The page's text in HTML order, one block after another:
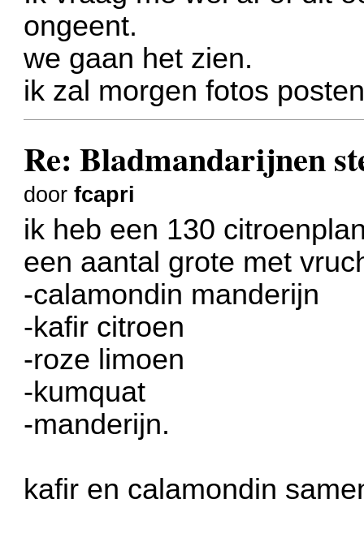
ongeent.
we gaan het zien.
ik zal morgen fotos
Re: Bladmandarijnen
doorfcapri
ik heb een 130
een aantal grote met
-calamondin manderijn
-kafir citroen
-roze limoen
-kumquat
-manderijn.
kafir en calamondin